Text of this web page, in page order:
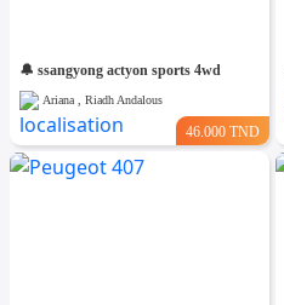
🔔 ssangyong actyon sports 4wd
Ariana , Riadh Andalous
46.000 TND